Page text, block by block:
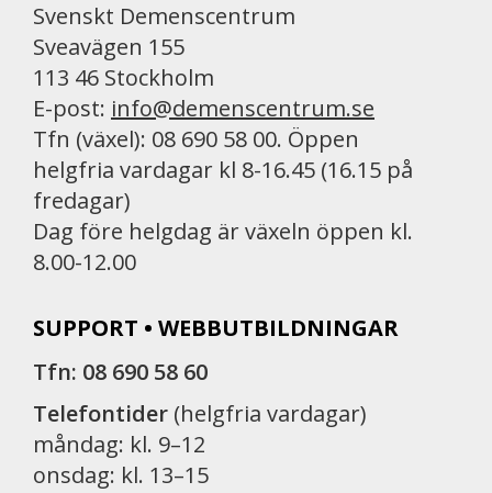
Svenskt Demenscentrum
Sveavägen 155
113 46 Stockholm
E-post: info@demenscentrum.se
Tfn (växel): 08 690 58 00. Öppen
helgfria vardagar kl 8-16.45 (16.15 på
fredagar)
Dag före helgdag är växeln öppen kl.
8.00-12.00
SUPPORT • WEBBUTBILDNINGAR
Tfn: 08 690 58 60
Telefontider (helgfria vardagar)
måndag: kl. 9–12
onsdag: kl. 13–15